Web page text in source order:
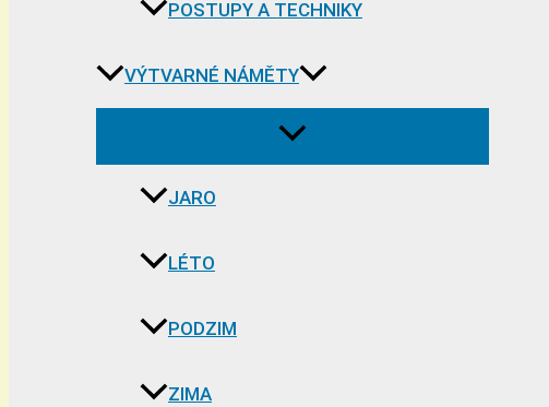
POSTUPY A TECHNIKY
VÝTVARNÉ NÁMĚTY
JARO
LÉTO
PODZIM
ZIMA